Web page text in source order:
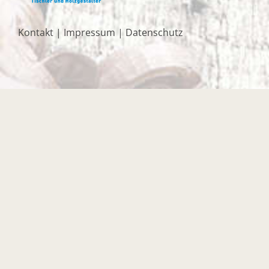
Kontakt | Impressum | Datenschutz